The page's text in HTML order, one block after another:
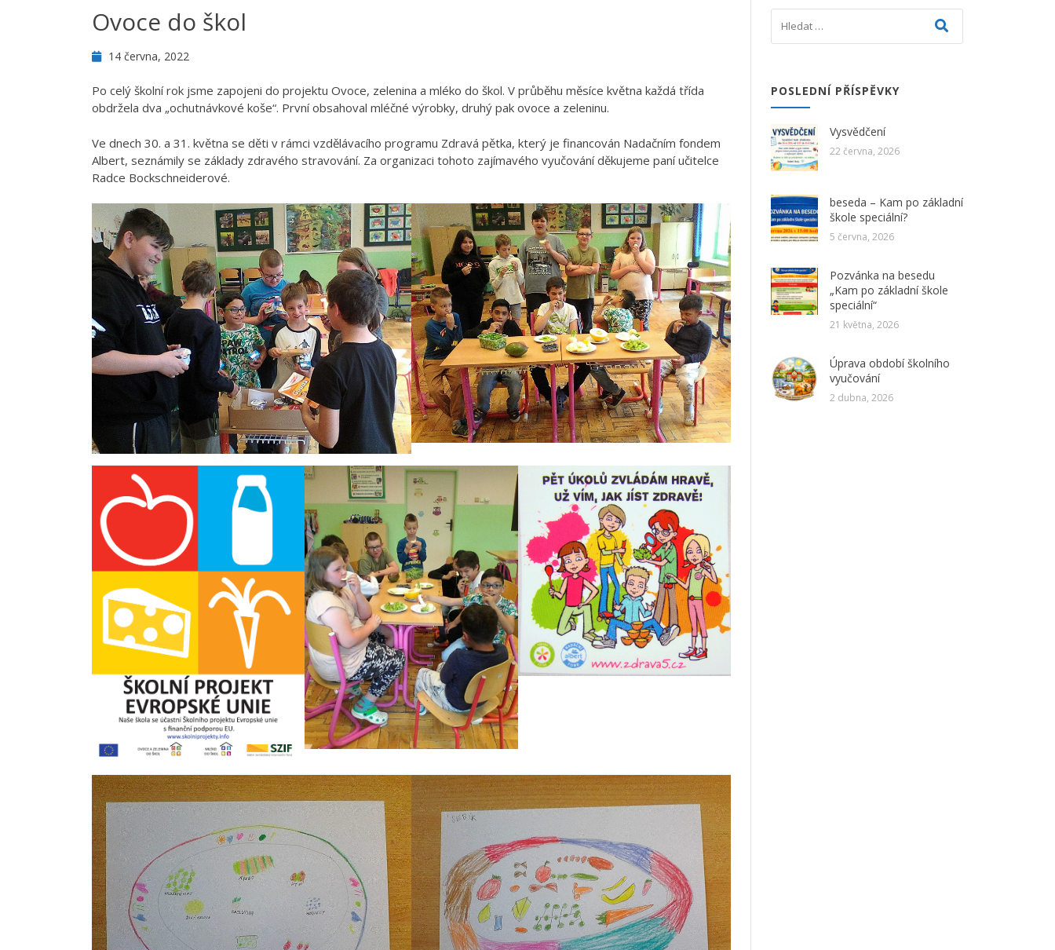
Ovoce do škol
14 června, 2022
Po celý školní rok jsme zapojeni do projektu Ovoce, zelenina a mléko do škol. V průběhu měsíce května každá třída
obdržela dva „ochutnávkové koše“. První obsahoval mléčné výrobky, druhý pak ovoce a zeleninu.
Ve dnech 30. a 31. května se děti v rámci vzdělávacího programu Zdravá pětka, který je financován Nadačním fondem
Albert, seznámily se základy zdravého stravování. Za organizaci tohoto zajímavého vyučování děkujeme paní učitelce
Radce Bockschneiderové.
POSLEDNÍ PŘÍSPĚVKY
Vysvědčení
22 června, 2026
beseda – Kam po základní
škole speciální?
5 června, 2026
Pozvánka na besedu
„Kam po základní škole
speciální“
21 května, 2026
Úprava období školního
vyučování
2 dubna, 2026